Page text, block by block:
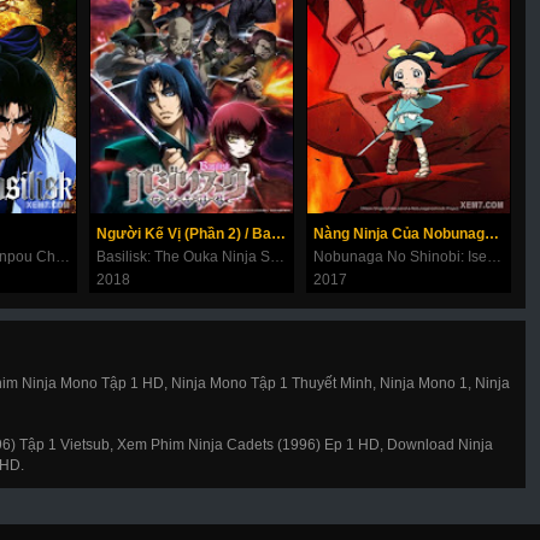
Basilisk: Kouga Ninpou Chou
Người Kế Vị (Phần 2) / Basilisk: Ouka Ninpouchou
Basilisk: The Ouka Ninja Scrolls
2018
Nàng Ninja Của Nobunaga (Phần 2)
Nobunaga No Shinobi: Ise Kanegasaki-hen
2017
Ninja Mono Tập 1 HD, Ninja Mono Tập 1 Thuyết Minh, Ninja Mono 1, Ninja
Tập 1 Vietsub, Xem Phim Ninja Cadets (1996) Ep 1 HD, Download Ninja